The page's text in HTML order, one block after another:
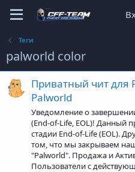
Теги
palworld color
Приватный чит для
Palworld
Уведомление о
(End-of-Life, EOL)! Данный
стадии End-of-Life (EOL).
том, что мы закрываем
"Palworld". Продажа и
Пользователи с